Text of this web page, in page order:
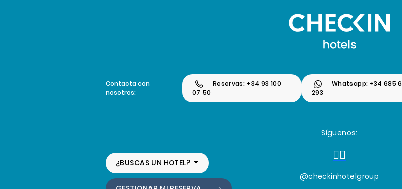
Contacta con
nosotros:
Reservas: +34 93 100
07 50
Whatsapp: +34 685
293
¿BUSCAS UN HOTEL?
Síguenos:
@checkinhotelgroup